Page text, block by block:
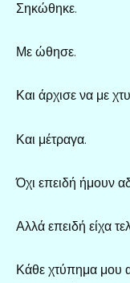
Σηκώθηκε.
Με ώθησε.
Και άρχισε να με
Και μέτραγα.
Όχι επειδή ήμουν
Αλλά επειδή είχα
Κάθε χτύπημα μου